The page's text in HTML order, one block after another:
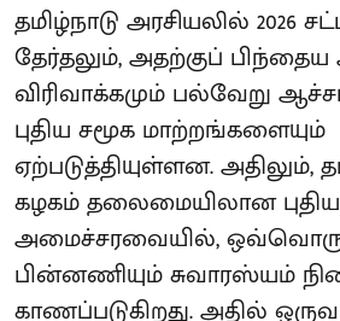
தமிழ்நாடு அரசியலில் 2026
தேர்தலும், அதற்குப்
விரிவாக்கமும் பல்வேறு
புதிய சமூக மாற்றங்களையும்
ஏற்படுத்தியுள்ளன. அதிலும்,
கழகம் தலைமையிலான புதிய
அமைச்சரவையில்,
பின்னணியும் சுவாரஸ்யம்
காணப்படுகிறது. அதில்